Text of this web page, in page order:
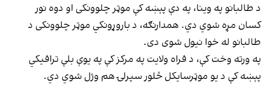
د طالبانو په وینا، په دې پېښه کې موټر چلوونکی او دوه نور
کسان مړه شوي دي. همدارنګه، د باروړونکي موټر چلوونکی د
طالبانو له خوا نیول شوی دی.
په ورته وخت کې، د فراه ولایت په مرکز کې په یوې بلې ترافیکي
پېښه کې د یو موټرسایکل څلور سپرلۍ هم وژل شوي دي.